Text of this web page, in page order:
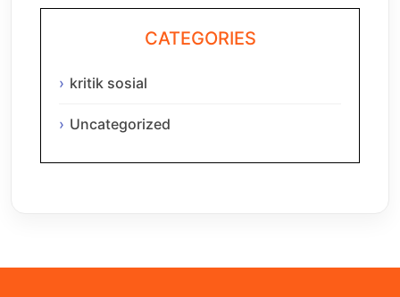
CATEGORIES
kritik sosial
Uncategorized